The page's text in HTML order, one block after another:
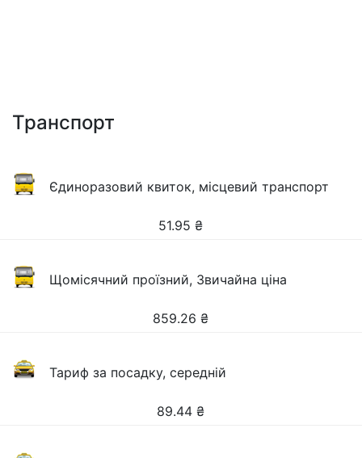
Транспорт
Єдиноразовий квиток, місцевий транспорт
51.95 ₴
Щомісячний проїзний, Звичайна ціна
859.26 ₴
Тариф за посадку, середній
89.44 ₴